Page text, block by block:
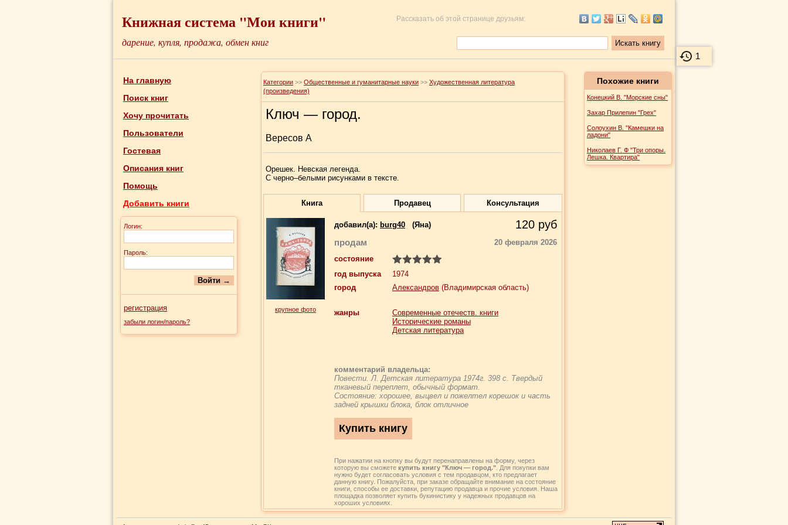
1
Книжная система "Мои книги" Рассказать об этой странице друзьям:
дарение, купля, продажа, обмен книг
На главную
Поиск книг
Хочу прочитать
Пользователи
Гостевая
Описания книг
Помощь
Добавить книги
Логин:
Пароль:
регистрация
забыли логин/пароль?
Категории >> Общественные и гуманитарные науки >> Художественная литература
(произведения)
Ключ — город.
Вересов А
Орешек. Невская легенда.
С черно–белыми рисунками в тексте.
Книга Продавец Консультация
крупное фото
добавил(a): burg40 (Яна) 120 руб
продам
20 февраля 2026
состояние
год выпуска
1974
город
Александров (Владимирская область)
жанры
Современные отечеств. книги
Исторические романы
Детская литература
комментарий владельца:
Повести. Л. Детская литература 1974г. 398 с. Твердый
тканевый переплет, обычный формат.
Cостояние: хорошее, выцвел и пожелтел корешок и часть
задней крышки блока, блок отличное
При нажатии на кнопку вы будут перенаправлены на форму, через
которую вы сможете купить книгу "Ключ — город." . Для покупки вам
нужно будет согласовать условия с тем продавцом, кто предлагает
данную книгу. Пожалуйста, при заказе обращайте внимание на состояние
книги, способы ее доставки, репутацию продавца и прочие условия. Наша
площадка позволяет купить букинистику у надежных продавцов на
хороших условиях.
Похожие книги
Конецкий В. "Морские сны"
Захар Прилепин "Грех"
Солоухин В. "Камешки на
ладони"
Николаев Г. Ф "Три опоры.
Лешка. Квартира"